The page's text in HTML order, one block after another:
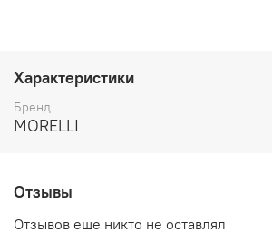
Характеристики
Бренд
MORELLI
Отзывы
Отзывов еще никто не оставлял